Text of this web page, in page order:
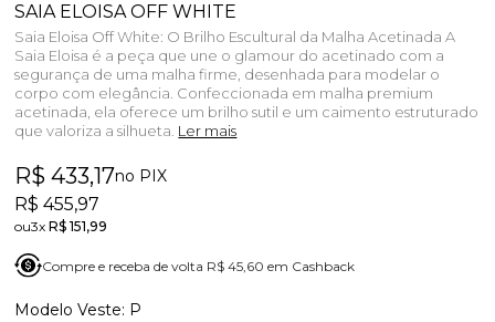
SAIA ELOISA OFF WHITE
Saia Eloisa Off White: O Brilho Escultural da Malha Acetinada A
Saia Eloisa é a peça que une o glamour do acetinado com a
segurança de uma malha firme, desenhada para modelar o
corpo com elegância. Confeccionada em malha premium
acetinada, ela oferece um brilho sutil e um caimento estruturado
que valoriza a silhueta. Ler mais
R$ 433,17no PIX
R$ 455,97
3xR$ 151,99
Compre e receba de volta R$ 45,60 em Cashback
P